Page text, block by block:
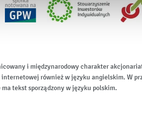
i międzynarodowy charakter
również w języku angielskim. W
tekst sporządzony w języku polskim.